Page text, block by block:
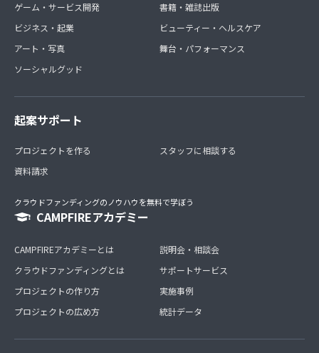
ゲーム・サービス開発
ビジネス・起業
アート・写真
ソーシャルグッド
書籍・雑誌出版
ビューティー・ヘルスケア
舞台・パフォーマンス
起案サポート
プロジェクトを作る
資料請求
スタッフに相談する
クラウドファンディングのノウハウを無料で学ぼう
CAMPFIREアカデミー
CAMPFIREアカデミーとは
クラウドファンディングとは
プロジェクトの作り方
プロジェクトの広め方
説明会・相談会
サポートサービス
実施事例
統計データ